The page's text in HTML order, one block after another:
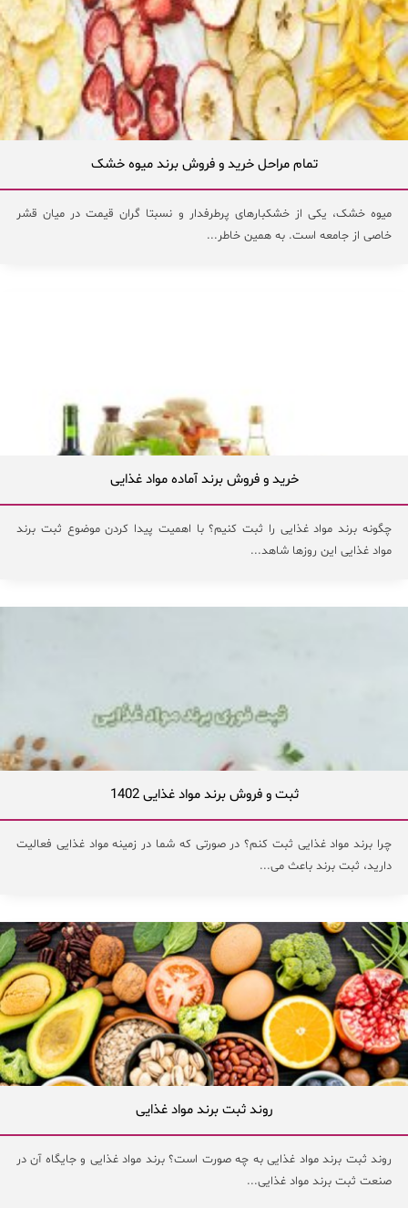
تمام مراحل خرید و فروش برند میوه خشک
میوه خشک، یکی از خشکبارهای پرطرفدار و نسبتا گران قیمت در میان قشر
خاصی از جامعه است. به همین خاطر...
خرید و فروش برند آماده مواد غذایی
چگونه برند مواد غذایی را ثبت کنیم؟ با اهمیت‌ پیدا کردن موضوع ثبت برند
مواد غذایی این روزها شاهد...
ثبت و فروش برند مواد غذایی 1402
چرا برند مواد غذایی ثبت کنم؟ در صورتی که شما در زمینه مواد غذایی فعالیت
دارید، ثبت برند باعث می...
روند ثبت برند مواد غذایی
روند ثبت برند مواد غذایی به چه صورت است؟ برند مواد غذایی و جایگاه آن در
صنعت ثبت برند مواد غذایی...